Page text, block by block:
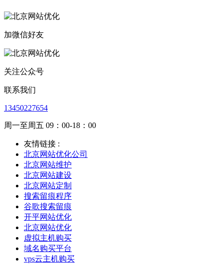
加微信好友
关注公众号
联系我们
13450227654
周一至周五 09：00-18：00
友情链接 :
北京网站优化公司
北京网站维护
北京网站建设
北京网站定制
搜索留痕程序
谷歌搜索留痕
开平网站优化
北京网站优化
虚拟主机购买
域名购买平台
vps云主机购买